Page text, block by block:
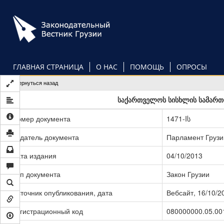
основному
содержанию
ГЛАВНАЯ СТРАНИЦА О НАС ПОМОЩЬ ОПРОСЫ
Вернуться назад
საქართველოს სისხლის
Номер документа
1471-Iს
Издатель документа
Парламент
Дата издания
04/10/2013
Тип документа
Закон Грузии
Источник опубликования, дата
Вебсайт, 16/10/
Регистрационный код